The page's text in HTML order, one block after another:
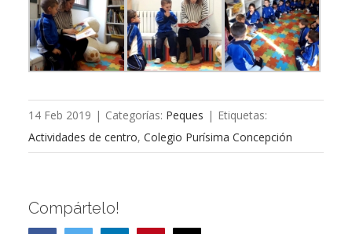
14 Feb 2019 | Categorías: Peques | Etiquetas:
Actividades de centro, Colegio Purísima Concepción
Compártelo!